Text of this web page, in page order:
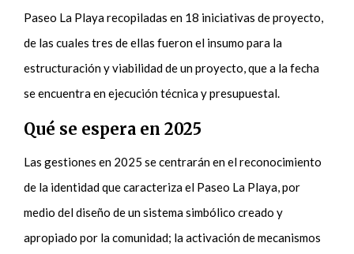
Paseo La Playa recopiladas en 18 iniciativas de proyecto,
de las cuales tres de ellas fueron el insumo para la
estructuración y viabilidad de un proyecto, que a la fecha
se encuentra en ejecución técnica y presupuestal.
Qué se espera en 2025
Las gestiones en 2025 se centrarán en el reconocimiento
de la identidad que caracteriza el Paseo La Playa, por
medio del diseño de un sistema simbólico creado y
apropiado por la comunidad; la activación de mecanismos